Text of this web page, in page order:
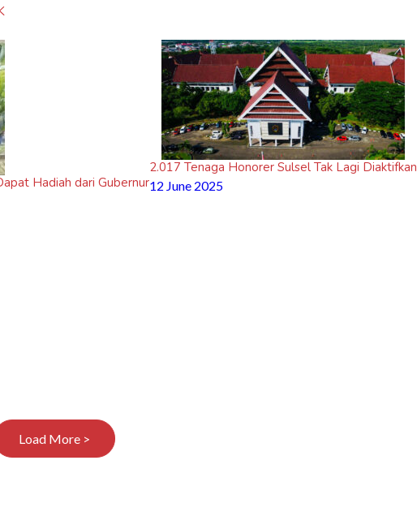
Hadiah dari Gubernur
2.017 Tenaga Honorer Sulsel Tak Lagi Diaktifkan
12 June 2025
Load More >